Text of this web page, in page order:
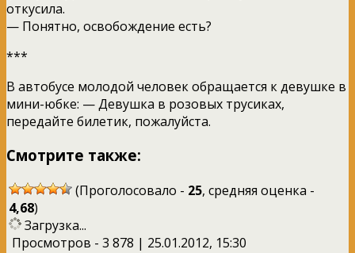
откусила.
— Понятно, освобождение есть?
***
В автобусе молодой человек обращается к девушке в
мини-юбке: — Девушка в розовых трусиках,
передайте билетик, пожалуйста.
Смотрите также:
(Проголосовало - 25, средняя оценка -
4,68)
Загрузка...
Просмотров - 3 878 | 25.01.2012, 15:30